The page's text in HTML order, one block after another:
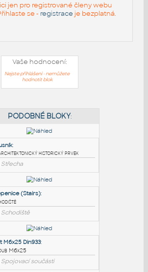
jen pro registrované členy webu
se - registrace je bezplatná.
Vaše hodnocení:
Nejste přihlášeni - nemůžete
hodnotit blok
PODOBNÉ BLOKY
:
architektonický historický prvek
Střecha